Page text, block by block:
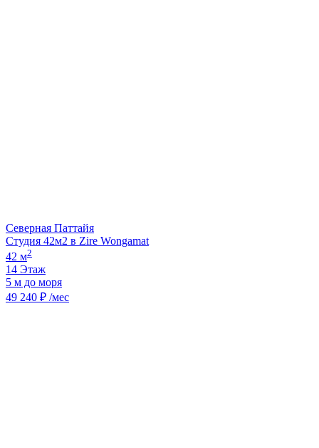
Северная Паттайя
Студия 42м2 в Zire Wongamat
42 м2
14 Этаж
5 м до моря
49 240 ₽ /мес